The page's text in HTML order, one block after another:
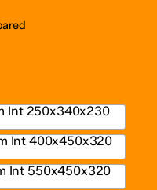
Int 250x340x230
Int 400x450x320
Int 550x450x320